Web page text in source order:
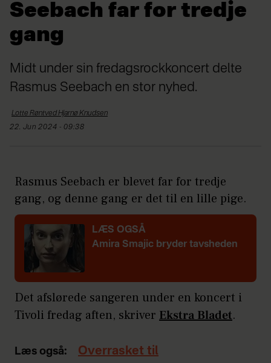
Seebach far for tredje
gang
Midt under sin fredagsrockkoncert delte
Rasmus Seebach en stor nyhed.
Lotte Røntved HjarnøKnudsen
22. Jun 2024 - 09:38
Rasmus Seebach er blevet far for tredje
gang, og denne gang er det til en lille pige.
LÆS OGSÅ
Amira Smajic bryder tavsheden
Det afslørede sangeren under en koncert i
Tivoli fredag aften, skriver Ekstra Bladet.
Læs også:
Overrasket til